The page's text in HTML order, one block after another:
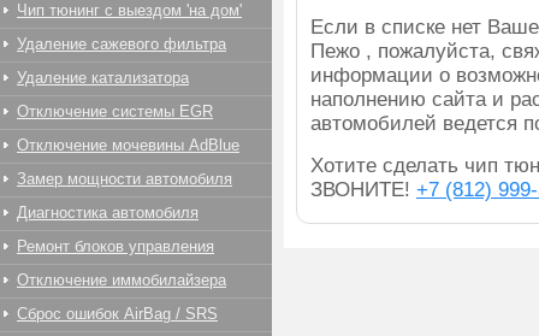
Если в списке нет
Пежо , пожалуйста,
информации о
наполнению сайта и
автомобилей ведется
Хотите сделать чип
ЗВОНИТЕ! +7 (812)
Чип тюнинг с выездом 'на дом'
Удаление сажевого фильтра
Удаление катализатора
Отключение системы EGR
Отключение мочевины AdBlue
Замер мощности автомобиля
Диагностика автомобиля
Ремонт блоков управления
Отключение иммобилайзера
Сброс ошибок AirBag / SRS